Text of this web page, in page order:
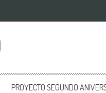
PROYECTO SEGUNDO